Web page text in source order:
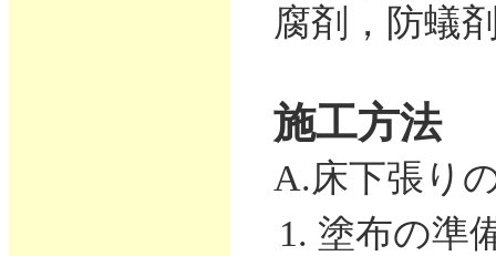
腐剤，防蟻
施工方法
A.床下張り
塗布の準